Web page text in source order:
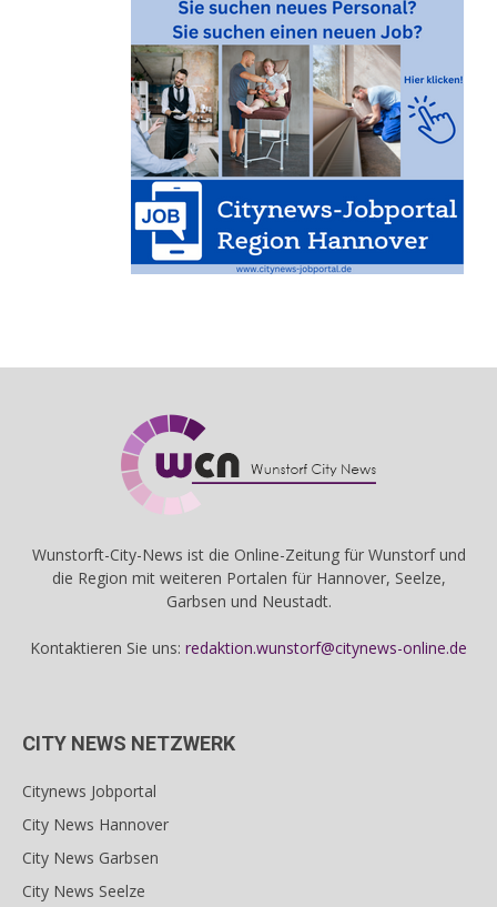
Wunstorft-City-News ist die Online-Zeitung für Wunstorf und
die Region mit weiteren Portalen für Hannover, Seelze,
Garbsen und Neustadt.
Kontaktieren Sie uns: redaktion.wunstorf@citynews-online.de
CITY NEWS NETZWERK
Citynews Jobportal
City News Hannover
City News Garbsen
City News Seelze